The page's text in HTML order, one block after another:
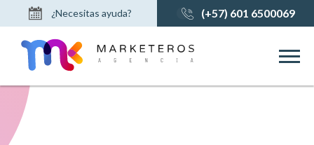
¿Necesitas ayuda?
Contáctanos
Soporte Técnico
Envía tu Hoja de Vida
(+57) 601 6500069